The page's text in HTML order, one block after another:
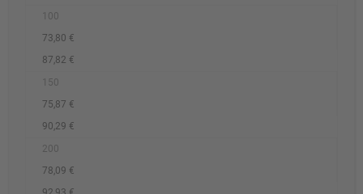
100
73,80 €
87,82 €
150
75,87 €
90,29 €
200
78,09 €